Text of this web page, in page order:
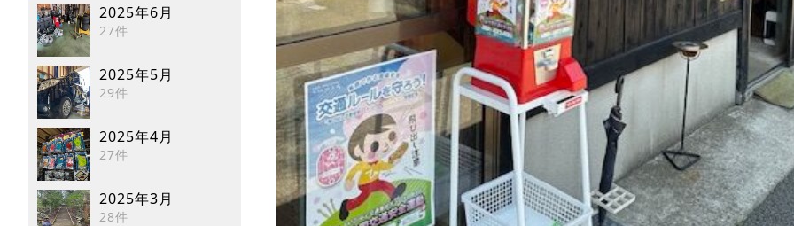
2025年6月
27件
2025年5月
29件
2025年4月
27件
2025年3月
28件